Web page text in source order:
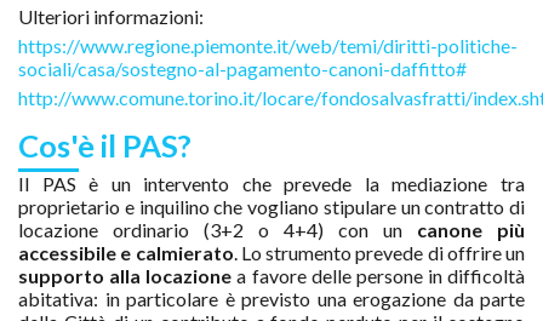
Ulteriori informazioni:
https://www.regione.piemonte.it/web/temi/diritti-politiche-
sociali/casa/sostegno-al-pagamento-canoni-daffitto#
http://www.comune.torino.it/locare/fondosalvasfratti/
Cos'è il PAS?
Il PAS è un intervento che prevede la mediazione tra
proprietario e inquilino che vogliano stipulare un contratto di
locazione ordinario (3+2 o 4+4) con un canone più
accessibile e calmierato. Lo strumento prevede di offrire un
supporto alla locazione a favore delle persone in difficoltà
abitativa: in particolare è previsto una erogazione da parte